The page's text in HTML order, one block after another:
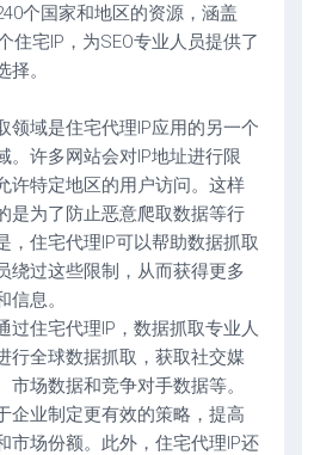
个国家和地区的资源，涵盖
住宅IP，为SEO专业人员提供了
择。
领域是住宅代理IP应用的另一个
。许多网站会对IP地址进行限
许特定地区的用户访问。这样
是为了防止恶意爬取数据等行
，住宅代理IP可以帮助数据抓取
绕过这些限制，从而获得更多
信息。
过住宅代理IP，数据抓取专业人
行全球数据抓取，获取社交媒
市场数据和竞争对手数据等。
企业制定更有效的策略，提高
市场份额。此外，住宅代理IP还